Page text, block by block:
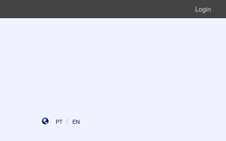
Login
PT EN